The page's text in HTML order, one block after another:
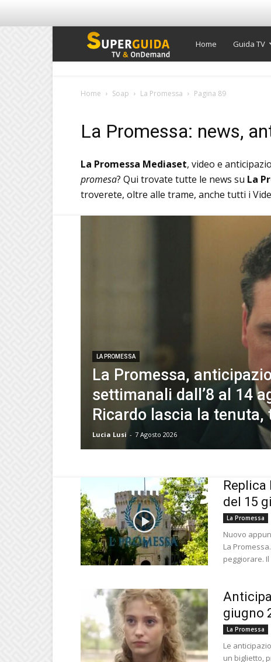
Super
Home Guida TV
Home Soap La Promessa Pagina 89
La Promessa: news,
La Promessa Mediaset, video e
promesa? Qui trovate tutte le news su La
troverete, oltre alle trame, anche tutti i
LA PROMESSA
La Promessa,
settimanali dall’8 al 14
Ricardo lascia la tenuta,
Lucia Lusi - 7 Agosto 2026
Replica
del 15
La Promessa
Nuovo
La
peggiorare. Il
giugno
La Promessa
Le
un biglietto,